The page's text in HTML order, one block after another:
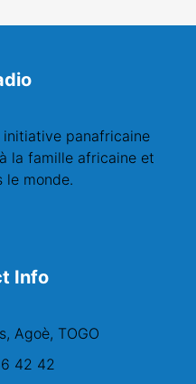
initiative panafricaine
la famille africaine et
le monde.
Info
Agoè, TOGO
42 42